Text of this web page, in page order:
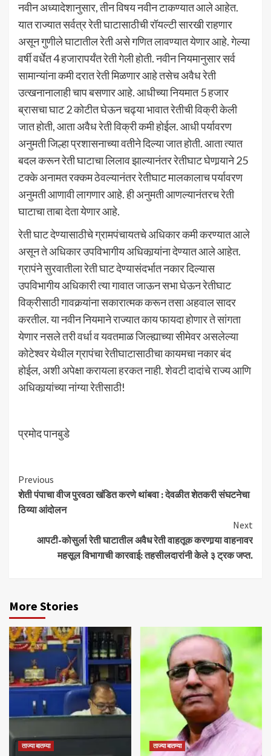
नवीन अध्यादेशानुसार, तीन विषय नवीन टाकण्यात आले आहेत.
यात राज्यात सर्वत्र रेती घाटासाठीची रॉयल्टी सारखी राहणार
असून गुणीले घाटातील रेती असे गणित लावण्यात येणार आहे. गेल्या
वर्षी वर्धेत 4 हजारापर्यंत रेती गेली होती. नवीन नियमानुसार सर्व
सामान्यांना कमी दरात रेती मिळणार आहे तसेच अवैध रेती
उत्खनानालाही चाप बसणार आहे. आधीच्या नियमात 5 हजार
ब्रासचा घाट 2 कोटीत घेऊन चढ्या भावात रेतीची विक्री केली
जात होती, आता अवैध रेती विक्री कमी होईल. आधी पर्यावरण
अनुमती जिल्हा प्रशासनाच्या वतीने दिल्या जात होती. आता त्यात
बदल करून रेती घाटाचा लिलाव झाल्यानंतर रेतीघाट घेणार्‍याने 25
टक्के अनामत रक्कम ठेवल्यानंतर रेतीघाट मालकालाच पर्यावरण
अनुमती आणावी लागणार आहे. ही अनुमती आणल्यानंतरच रेती
घाटाचा ताबा देता येणार आहे.
रेती घाट देण्यासाठीचे ग्रामपंचायतचे अधिकार कमी करण्यात आले
असून ते अधिकार उपविभागीय अधिकार्‍यांना देण्यात आले आहेत.
ग्रापंने सुरवातीला रेती घाट देण्यासंदर्भात नकार दिल्यास
उपविभागीय अधिकारी त्या गावात जाऊन सभा घेऊन रेतीघाट
विक्रीसाठी गावकर्‍यांना सकारात्मक करून तसा अहवाल सादर
करतील. या नवीन नियमाने राज्यात काय फायदा होणार ते सांगता
येणार नसले तरी वर्धा व यवतमाळ जिल्ह्याच्या सीमेवर असलेल्या
कोटेश्‍वर येथील ग्रापंचा रेतीघाटासाठीचा कायमचा नकार बंद
होईल, अशी अपेक्षा करायला हरकत नाही. शेवटी दादांचे राज्य आणि
अधिकार्‍यांच्या नांग्या रेतीसाठी!
प्रमोद पानबुडे
Continue
Reading
Previous
शेती पंपाचा वीज पुरवठा खंडित करणे थांबवा : देवळीत शेतकरी संघटनेचा
ठिय्या आंदोलन
Next
आपटी-कोसुर्ला रेती घाटातील अवैध रेती वाहतूक करणार्‍या वाहनावर
महसूल विभागाची कारवाई: तहसीलदारांनी केले ३ ट्रक जप्त.
More Stories
ताज्या बातम्या ताज्या बातम्या